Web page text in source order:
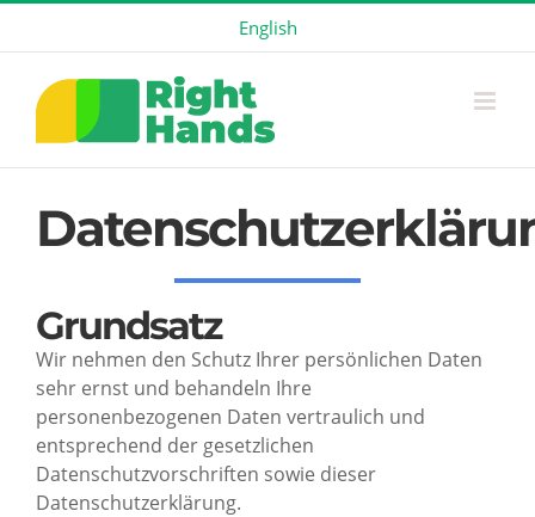
English
Grundsatz
Wir nehmen den Schutz Ihrer persönlichen Daten
sehr ernst und behandeln Ihre
personenbezogenen Daten vertraulich und
entsprechend der gesetzlichen
Datenschutzvorschriften sowie dieser
Datenschutzerklärung.